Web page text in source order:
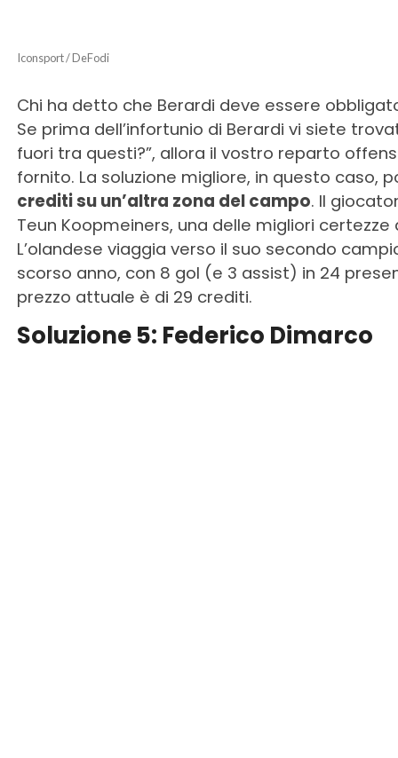
Iconsport / DeFodi
Chi ha detto che Berardi deve essere
Se prima dell’infortunio di Berardi vi siete
fuori tra questi?”, allora il vostro reparto
fornito. La soluzione migliore, in questo caso,
crediti su un’altra zona del campo. Il
Teun Koopmeiners, una delle migliori
L’olandese viaggia verso il suo secondo
scorso anno, con 8 gol (e 3 assist) in 24
prezzo attuale è di 29 crediti.
Soluzione 5: Federico Dimarco